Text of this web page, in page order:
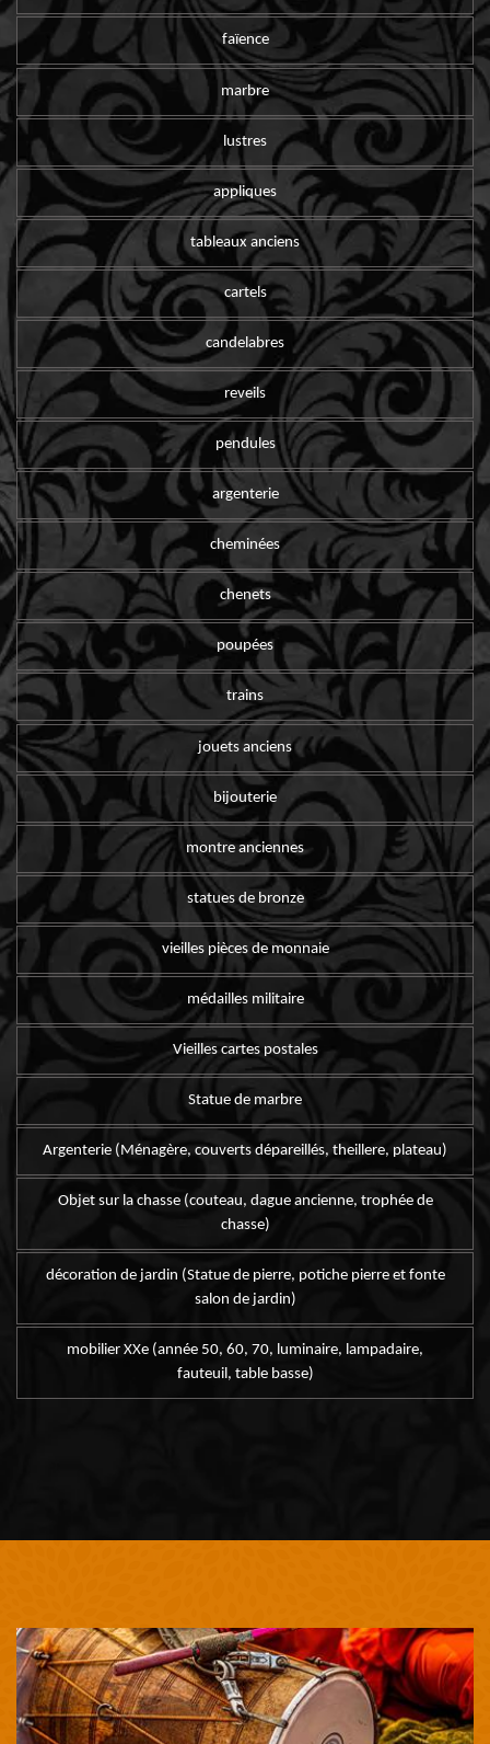
faïence
marbre
lustres
appliques
tableaux anciens
cartels
candelabres
reveils
pendules
argenterie
cheminées
chenets
poupées
trains
jouets anciens
bijouterie
montre anciennes
statues de bronze
vieilles pièces de monnaie
médailles militaire
Vieilles cartes postales
Statue de marbre
Argenterie (Ménagère, couverts dépareillés, theillere, plateau)
Objet sur la chasse (couteau, dague ancienne, trophée de
chasse)
décoration de jardin (Statue de pierre, potiche pierre et fonte
salon de jardin)
mobilier XXe (année 50, 60, 70, luminaire, lampadaire,
fauteuil, table basse)